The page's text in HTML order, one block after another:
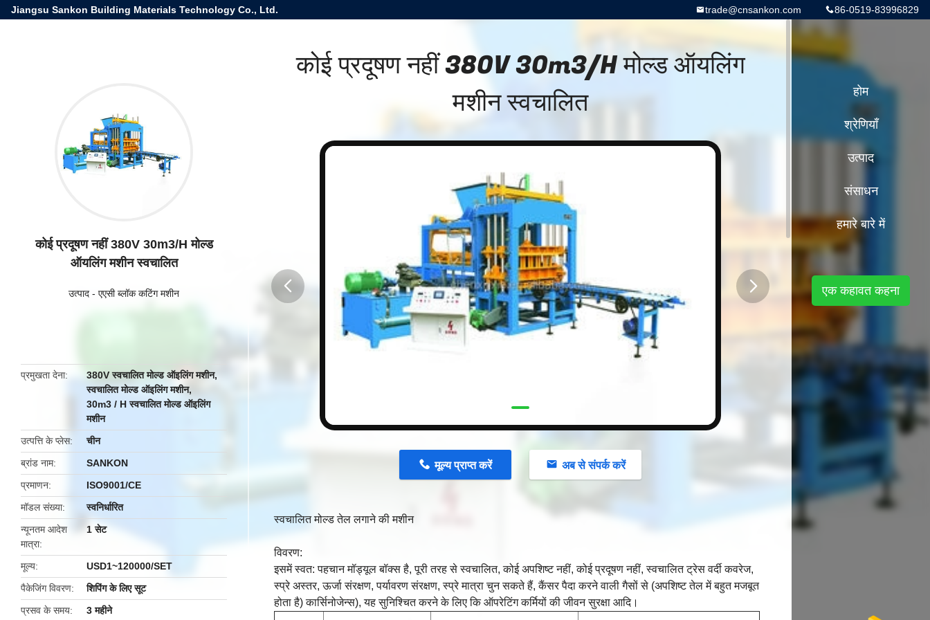
Jiangsu Sankon Building Materials Technology Co., Ltd. 86-0519-83996829
trade@cnsankon.com
कोई प्रदूषण नहीं 380V 30m3/H मोल्ड
ऑयलिंग मशीन स्वचालित
उत्पाद - एएसी ब्लॉक कटिंग मशीन
प्रमुखता देना 380V स्वचालित मोल्ड ऑइलिंग मशीन,
स्वचालित मोल्ड ऑइलिंग मशीन,
30m3 / H स्वचालित मोल्ड ऑइलिंग
मशीन
उत्पत्ति के प्लेस
चीन
ब्रांड नाम
SANKON
प्रमाणन
ISO9001/CE
मॉडल संख्या
स्वनिर्धारित
न्यूनतम आदेश
मात्रा
1 सेट
मूल्य
USD1~120000/SET
पैकेजिंग विवरण
शिपिंग के लिए सूट
प्रसव के समय
3 महीने
कोई प्रदूषण नहीं 380V 30m3/H मोल्ड ऑयलिंग
मशीन स्वचालित
मूल्य प्राप्त करें अब से संपर्क करें
स्वचालित मोल्ड तेल लगाने की मशीन
विवरण:
इसमें स्वत: पहचान मॉड्यूल बॉक्स है, पूरी तरह से स्वचालित, कोई अपशिष्ट नहीं, कोई प्रदूषण नहीं, स्वचालित ट्रेस वर्दी कवरेज,
स्प्रे अस्तर, ऊर्जा संरक्षण, पर्यावरण संरक्षण, स्प्रे मात्रा चुन सकते हैं, कैंसर पैदा करने वाली गैसों से (अपशिष्ट तेल में बहुत मजबूत
होता है) कार्सिनोजेन्स), यह सुनिश्चित करने के लिए कि ऑपरेटिंग कर्मियों की जीवन सुरक्षा आदि।
होम
श्रेणियाँ
उत्पाद
संसाधन
हमारे बारे में
एक कहावत कहना